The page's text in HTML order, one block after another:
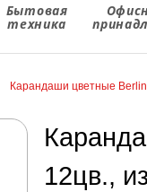
Бытовая
техника
Карандаши цветные
12цв.,